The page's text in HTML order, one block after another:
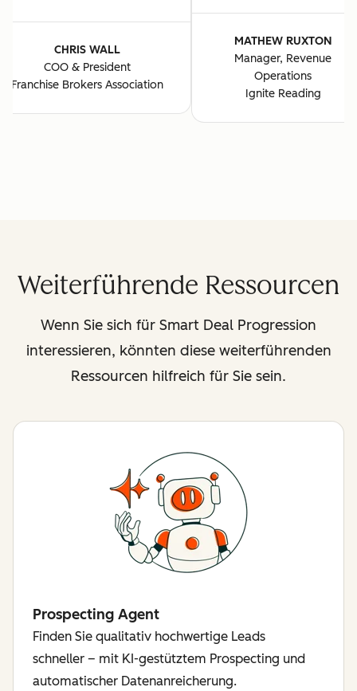
CHRIS WALL
COO & President
Franchise Brokers Association
MATHEW RUXTON
Manager, Revenue
Operations
Ignite Reading
Weiterführende Ressourcen
Wenn Sie sich für Smart Deal Progression
interessieren, könnten diese weiterführenden
Ressourcen hilfreich für Sie sein.
Prospecting Agent
Finden Sie qualitativ hochwertige Leads
schneller – mit KI-gestütztem Prospecting und
automatischer Datenanreicherung.